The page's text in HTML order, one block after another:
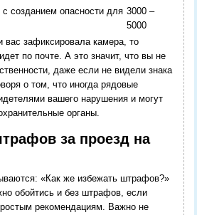
созданием опасности для 3000 –
5000
вас зафиксировала камера, то
по почте. А это значит, что вы не
даже если не видели знака
о том, что иногда рядовые
вашего нарушения и могут
органы.
за проезд на
«Как же избежать штрафов?»
обойтись и без штрафов, если
рекомендациям. Важно не